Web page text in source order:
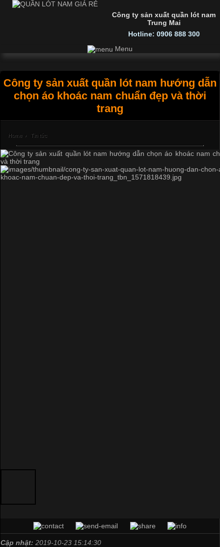
Công ty sản xuất quần lót nam
Trung Mai
Hotline: 0906 888 300
Menu
Công ty sản xuất quần lót nam hướng dẫn
chọn áo khoác nam chuẩn đẹp và thời
trang
Home › Tin tức
Cập nhật: 2019-10-23 15:14:30